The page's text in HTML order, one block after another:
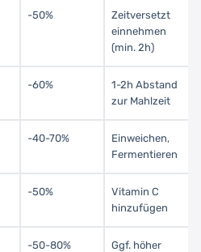
-50%
Zeitversetzt
einnehmen
(min. 2h)
-60%
1-2h Abstand
zur Mahlzeit
-40-70%
Einweichen,
Fermentieren
-50%
Vitamin C
hinzufügen
-50-80%
Ggf. höher